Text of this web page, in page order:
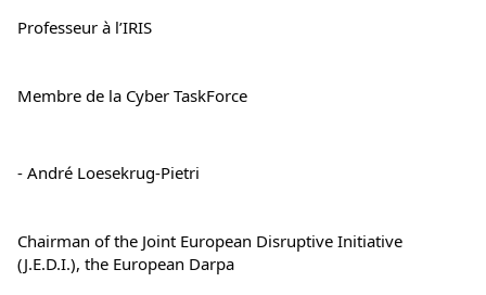
Professeur à l’IRIS
Membre de la Cyber TaskForce
- André Loesekrug-Pietri
Chairman of the Joint European Disruptive Initiative
(J.E.D.I.), the European Darpa